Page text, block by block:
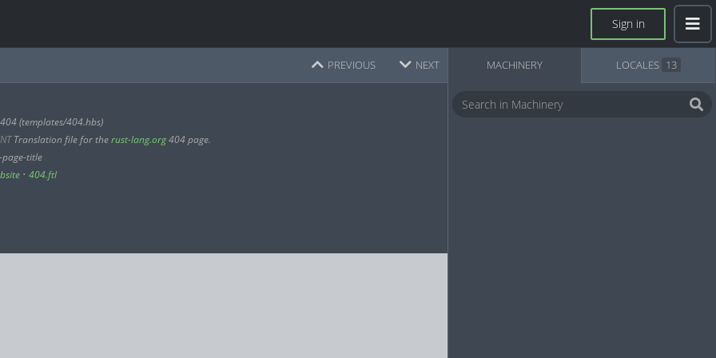
Sign in
NEXT
PREVIOUS
404 (templates/404.hbs)
Translation file for therust-lang.org404 page.
title
• 404.ftl
MACHINERY LOCALES 13